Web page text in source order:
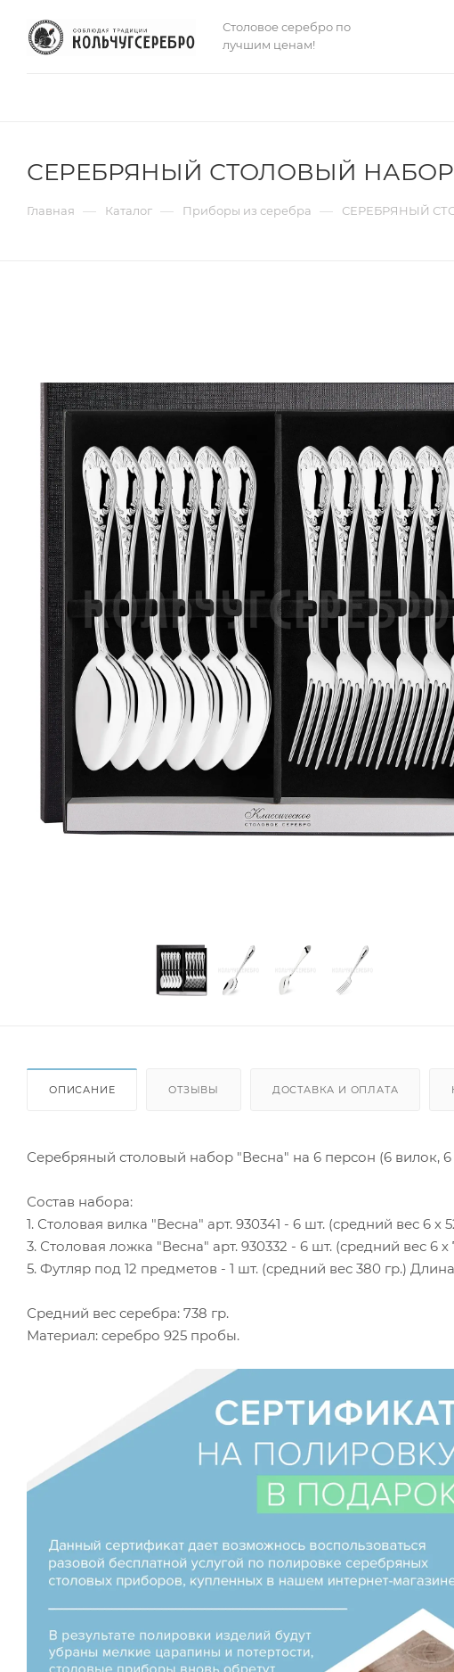
Столовое серебро по
лучшим ценам!
СЕРЕБРЯНЫЙ СТОЛОВЫЙ НАБОР
Главная — Каталог — Приборы из серебра — СЕРЕБРЯНЫЙ
ОПИСАНИЕ ОТЗЫВЫ ДОСТАВКА И ОПЛАТА
Серебряный столовый набор "Весна" на 6 персон (6 вилок,
Состав набора:
1. Столовая вилка "Весна" арт. 930341 - 6 шт. (средний вес 6
3. Столовая ложка "Весна" арт. 930332 - 6 шт. (средний вес 6
5. Футляр под 12 предметов - 1 шт. (средний вес 380 гр.)
Средний вес серебра: 738 гр.
Материал: серебро 925 пробы.